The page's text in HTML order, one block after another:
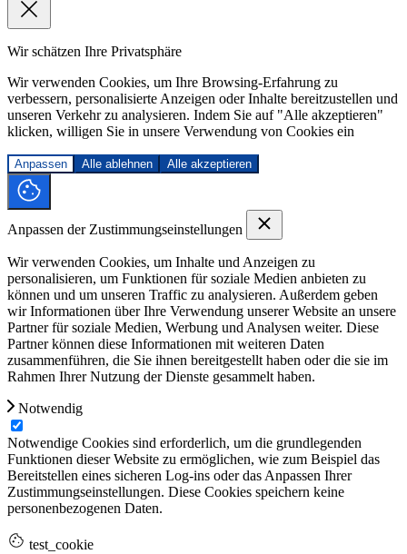
Wir schätzen Ihre Privatsphäre
Wir verwenden Cookies, um Ihre Browsing-Erfahrung zu
verbessern, personalisierte Anzeigen oder Inhalte bereitzustellen und
unseren Verkehr zu analysieren. Indem Sie auf "Alle akzeptieren"
klicken, willigen Sie in unsere Verwendung von Cookies ein
Anpassen Alle ablehnen Alle akzeptieren
Anpassen der Zustimmungseinstellungen
Wir verwenden Cookies, um Inhalte und Anzeigen zu
personalisieren, um Funktionen für soziale Medien anbieten zu
können und um unseren Traffic zu analysieren. Außerdem geben
wir Informationen über Ihre Verwendung unserer Website an unsere
Partner für soziale Medien, Werbung und Analysen weiter. Diese
Partner können diese Informationen mit weiteren Daten
zusammenführen, die Sie ihnen bereitgestellt haben oder die sie im
Rahmen Ihrer Nutzung der Dienste gesammelt haben.
Notwendig
Notwendige Cookies sind erforderlich, um die grundlegenden
Funktionen dieser Website zu ermöglichen, wie zum Beispiel das
Bereitstellen eines sicheren Log-ins oder das Anpassen Ihrer
Zustimmungseinstellungen. Diese Cookies speichern keine
personenbezogenen Daten.
test_cookie